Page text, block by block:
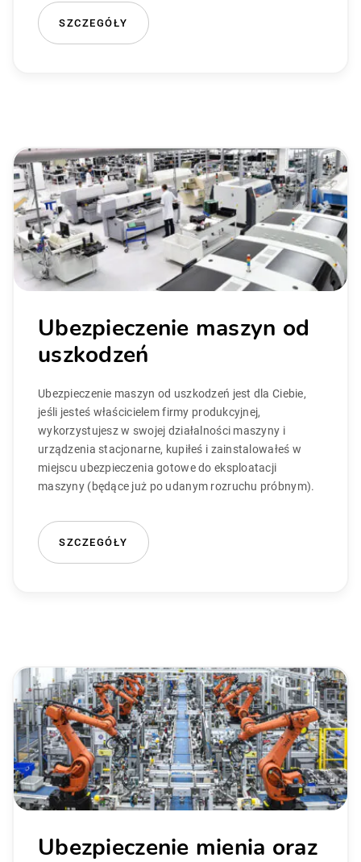
SZCZEGÓŁY
Ubezpieczenie maszyn od
uszkodzeń
Ubezpieczenie maszyn od uszkodzeń jest dla Ciebie,
jeśli jesteś właścicielem firmy produkcyjnej,
wykorzystujesz w swojej działalności maszyny i
urządzenia stacjonarne, kupiłeś i zainstalowałeś w
miejscu ubezpieczenia gotowe do eksploatacji
maszyny (będące już po udanym rozruchu próbnym).
SZCZEGÓŁY
Ubezpieczenie mienia oraz